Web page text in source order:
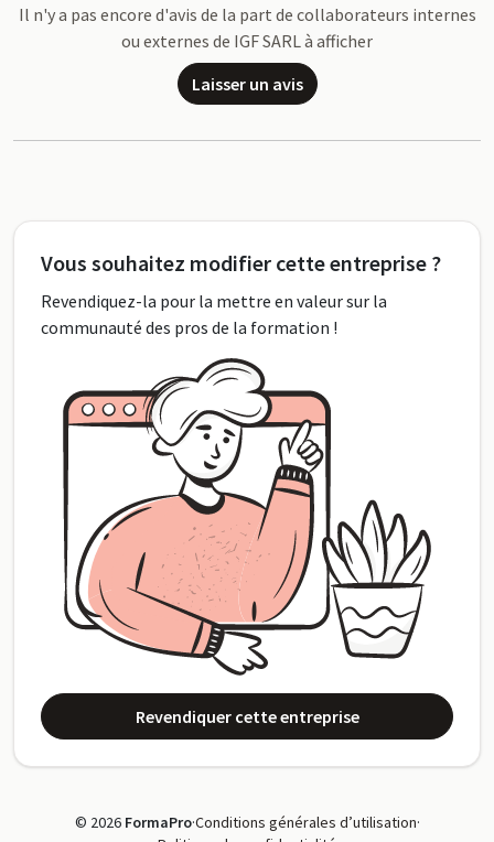
Il n'y a pas encore d'avis de la part de collaborateurs internes
ou externes de IGF SARL à afficher
Laisser un avis
Vous souhaitez modifier cette entreprise ?
Revendiquez-la pour la mettre en valeur sur la
communauté des pros de la formation !
Revendiquer cette entreprise
© 2026 FormaPro·Conditions générales d’utilisation·